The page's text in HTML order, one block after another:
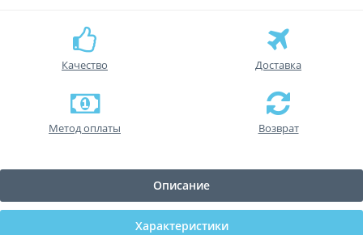
Качество Доставка
Метод оплаты Возврат
Описание
Характеристики